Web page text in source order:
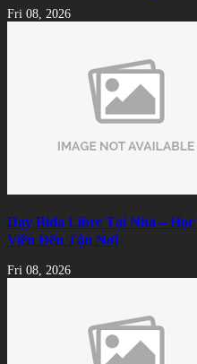
Fri 08, 2026
Dạy Bida Libre Tại Nhà –
Viên Đến Tận Nơi
Fri 08, 2026